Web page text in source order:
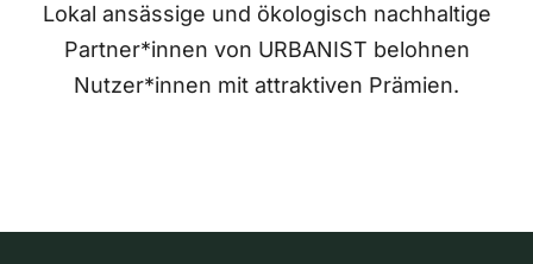
Lokal ansässige und ökologisch nachhaltige
Partner*innen von URBANIST belohnen
Nutzer*innen mit attraktiven Prämien.